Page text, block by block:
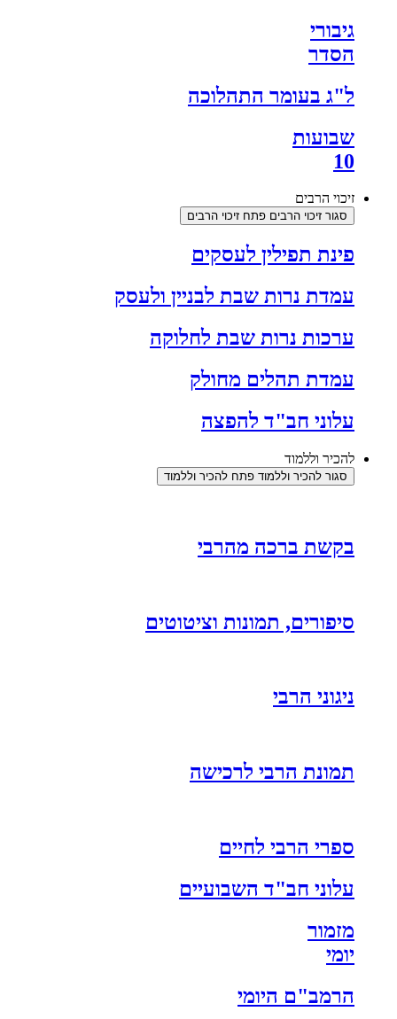
גיבורי
הסדר
ל"ג בעומר התהלוכה
שבועות
10
זיכוי הרבים
סגור זיכוי הרבים פתח זיכוי הרבים
פינת תפילין לעסקים
עמדת נרות שבת לבניין ולעסק
ערכות נרות שבת לחלוקה
עמדת תהלים מחולק
עלוני חב"ד להפצה
להכיר וללמוד
סגור להכיר וללמוד פתח להכיר וללמוד
בקשת ברכה מהרבי
סיפורים, תמונות וציטוטים
ניגוני הרבי
תמונת הרבי לרכישה
ספרי הרבי לחיים
עלוני חב"ד השבועיים
מזמור
יומי
הרמב"ם היומי